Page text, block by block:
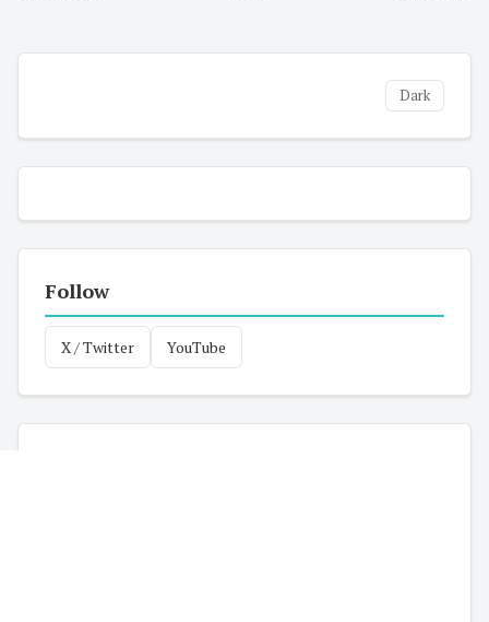
Dark
Follow
X / Twitter YouTube